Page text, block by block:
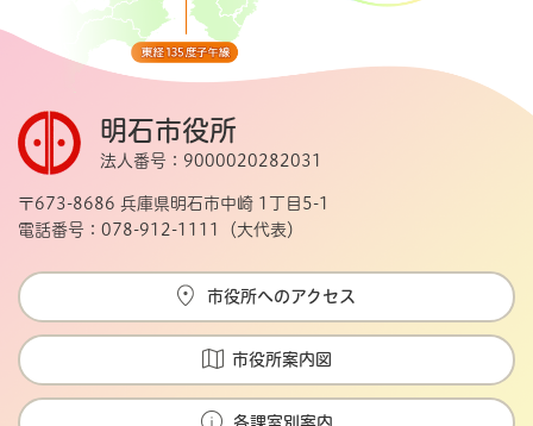
明石市役所
法人番号：9000020282031
〒673-8686 兵庫県明石市中崎 1丁目5-1
電話番号：078-912-1111（大代表）
市役所へのアクセス
市役所案内図
各課室別案内